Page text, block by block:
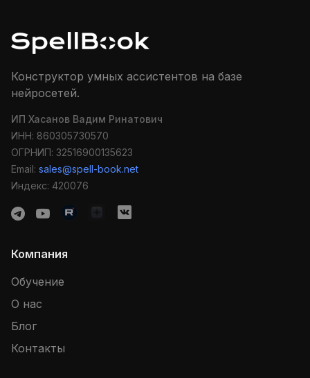
Конструктор умных ассистентов на базе
нейросетей.
ИП Хасанов Вадим Ринатович
ИНН: 860305730570
ОГРНИП: 32516900135623
Email: sales@spell-book.net
Индекс: 420076
Компания
Обучение
О нас
Блог
Контакты